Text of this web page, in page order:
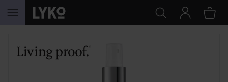
HOPPA TILL INNEHÅLLET